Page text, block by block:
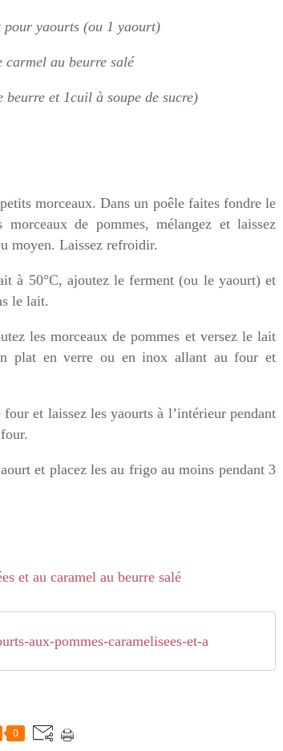
pour yaourts (ou 1 yaourt)
carmel au beurre salé
beurre et 1cuil à soupe de sucre)
morceaux. Dans un poêle faites fondre le
de pommes, mélangez et laissez
moyen. Laissez refroidir.
à 50°C, ajoutez le ferment (ou le yaourt) et
le lait.
les morceaux de pommes et versez le lait
plat en verre ou en inox allant au four et
et laissez les yaourts à l’intérieur pendant
et placez les au frigo au moins pendant 3
aux-pommes-caramelisees-et-a
0